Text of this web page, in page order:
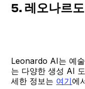
5. 레오나르
Leonardo AI는 예
는 다양한 생성 AI
세한 정보는 여기에